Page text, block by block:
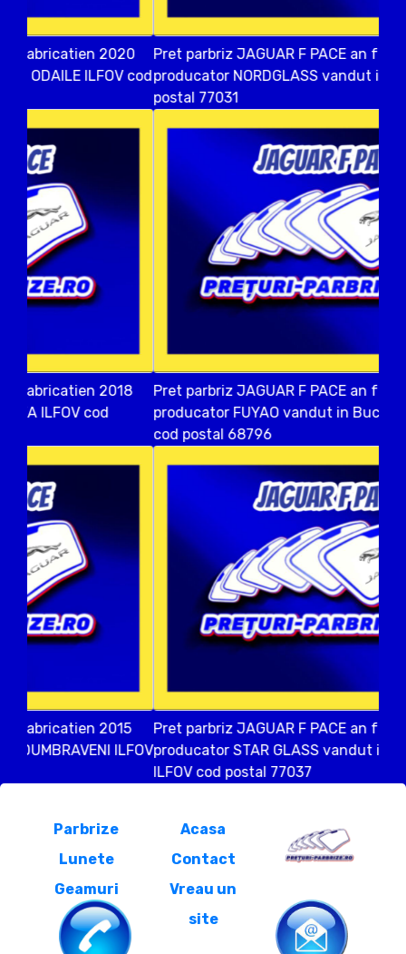
Pret parbriz JAGUAR F PACE an fabricatien 2018
producator NORDGLASS vandut in ISLAZ ILFOV cod
Pret parbriz JAGUAR F PACE an fabricatien 2021
producator FUYAO vandut in Bucuresti SECTOR 6
Pret parbriz JAGUAR F PACE an fabricatien 2021
producator STAR GLASS vandut in CALDARARU
ILFOV cod postal 77037
Parbrize
Lunete
Geamuri
Acasa
Contact
Vreau un
site